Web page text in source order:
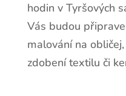
hodin v Tyršových
Vás budou
malování na
zdobení textilu či